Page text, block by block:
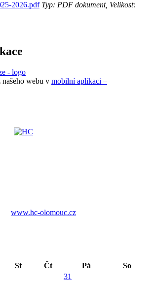
2026.pdfTyp: PDF dokument, Velikost:
našeho webu v mobilní aplikaci –
www.hc-olomouc.cz
St Čt Pá
So
31